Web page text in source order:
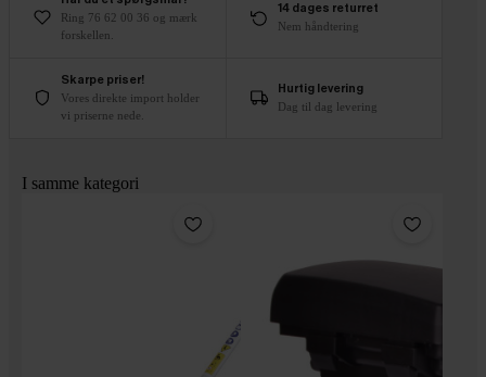
Ring 76 62 00 36 og mærk
forskellen.
14 dages returret
Nem håndtering
Skarpe priser!
Vores direkte import holder
vi priserne nede.
Hurtig levering
Dag til dag levering
I samme kategori